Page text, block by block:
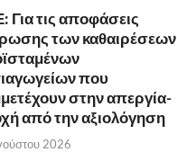
Για τις αποφάσεις
των καθαιρέσεων
που
στην απεργία-
από την αξιολόγηση
2026